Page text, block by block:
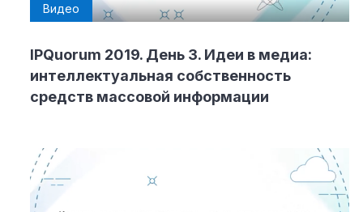
Видео
IPQuorum 2019. День 3. Идеи в медиа:
интеллектуальная собственность
средств массовой информации